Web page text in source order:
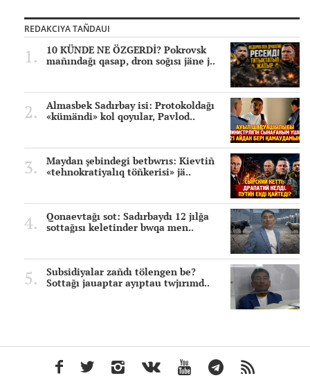
REDAKCIYA TAÑDAUI
10 KÜNDE NE ÖZGERDİ? Pokrovsk
mañındağı qasap, dron soğısı jäne j..
Almasbek Sadırbay isi: Protokoldağı
«kümändi» kol qoyular, Pavlod..
Maydan şebindegi betbwrıs: Kievtiñ
«tehnokratiyalıq töñkerisi» jä..
Qonaevtağı sot: Sadırbaydı 12 jılğa
sottağısı keletinder bwqa men..
Subsidiyalar zañdı tölengen be?
Sottağı jauaptar ayıptau twjırımd..